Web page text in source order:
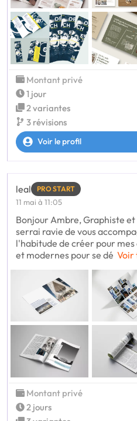
Montant privé
1 jour
2 variantes
3 révisions
Voir le profil
leal PRO START
11 mai à 11:05
Bonjour Ambre, Graphiste
serrai ravie de vous
l'habitude de créer pour
et modernes pour se dé Voir
Montant privé
2 jours